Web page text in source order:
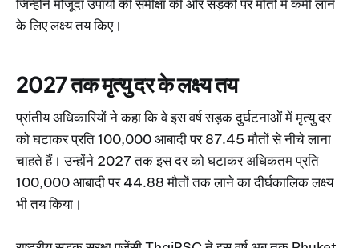
जिन्होंने मौजूदा उपायों की समीक्षा की और सड़कों पर मौतों में कमी लाने
के लिए लक्ष्य तय किए।
2027 तक मृत्यु दर के लक्ष्य तय
प्रांतीय अधिकारियों ने कहा कि वे इस वर्ष सड़क दुर्घटनाओं में मृत्यु दर
को घटाकर प्रति 100,000 आबादी पर 87.45 मौतों से नीचे लाना
चाहते हैं। उन्होंने 2027 तक इस दर को घटाकर अधिकतम प्रति
100,000 आबादी पर 44.88 मौतों तक लाने का दीर्घकालिक लक्ष्य
भी तय किया।